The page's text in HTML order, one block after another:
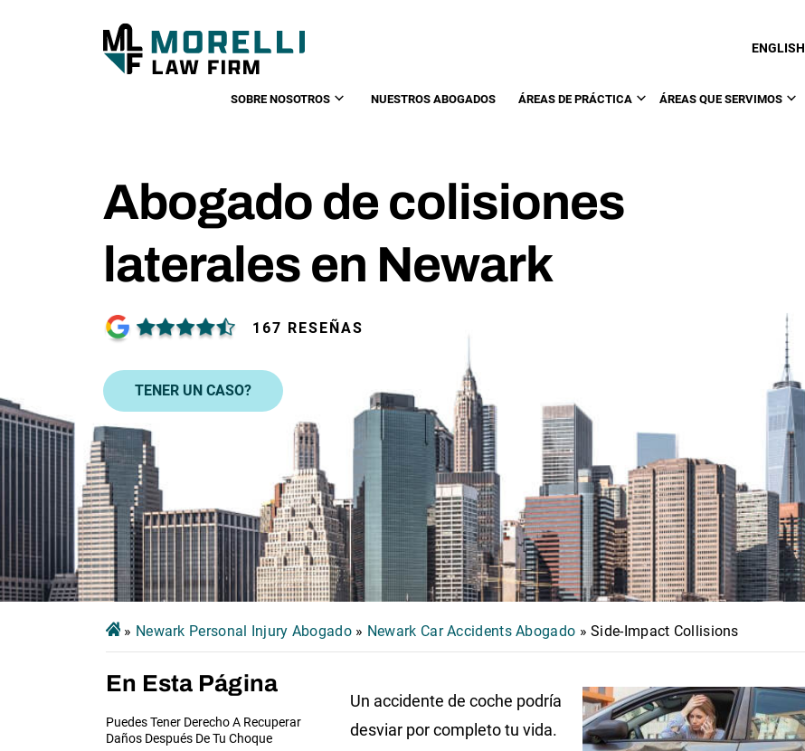
ENGLISH
SOBRE NOSOTROS NUESTROS ABOGADOS ÁREAS DE PRÁCTICA ÁREAS QUE SERVIMOS
Abogado de colisiones
laterales en Newark
167 RESEÑAS
TENER UN CASO?
» Newark Personal Injury Abogado» Newark Car Accidents Abogado »Side-Impact Collisions
En Esta Página
Puedes Tener Derecho A Recuperar
Daños Después De Tu Choque
Un accidente de coche podría
desviar por completo tu vida.